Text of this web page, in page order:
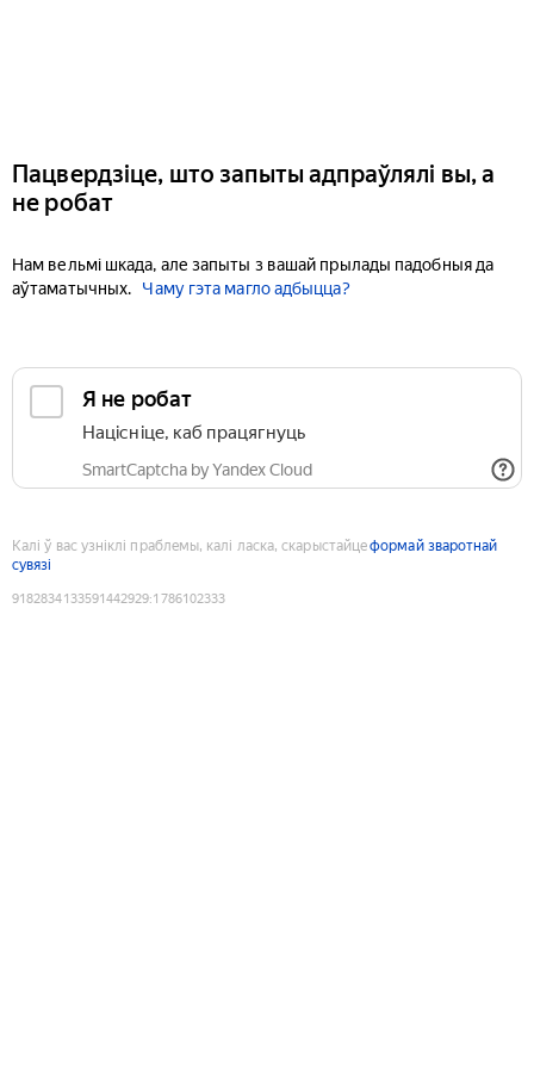
Пацвердзіце, што запыты адпраўлялі вы, а
не робат
Нам вельмі шкада, але запыты з вашай прылады падобныя да
аўтаматычных.
Чаму гэта магло адбыцца?
Я не робат
Націсніце, каб працягнуць
SmartCaptcha by Yandex Cloud
Калі ў вас узніклі праблемы, калі ласка, скарыстайцеформай зваротнай
сувязі
9182834133591442929:1786102333